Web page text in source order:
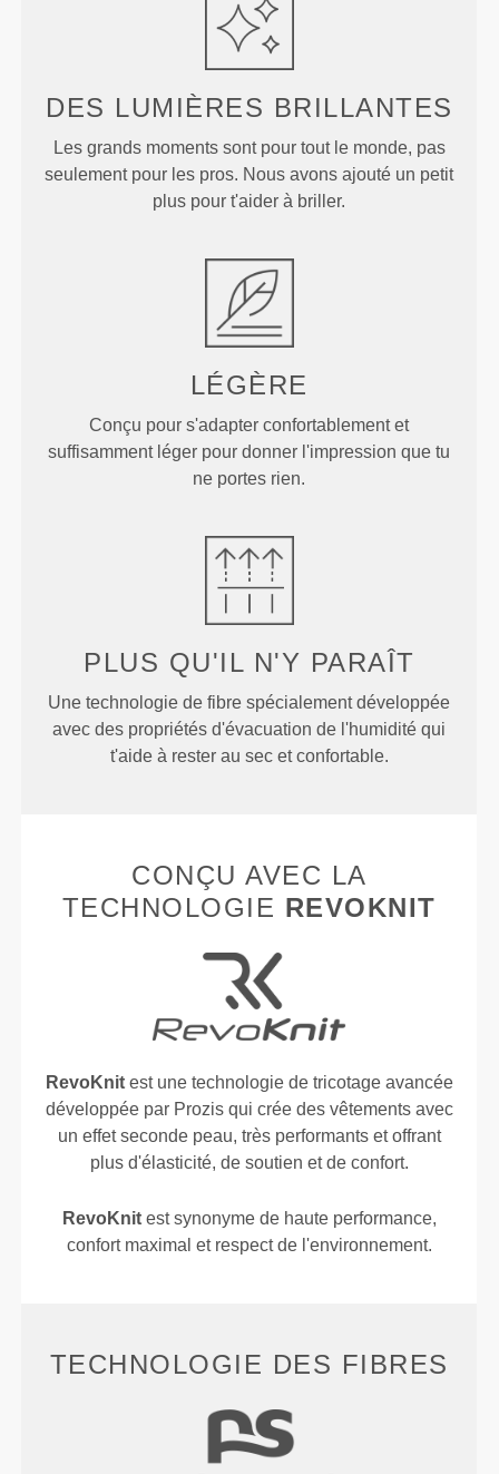
DES LUMIÈRES BRILLANTES
Les grands moments sont pour tout le monde, pas
seulement pour les pros. Nous avons ajouté un petit
plus pour t'aider à briller.
LÉGÈRE
Conçu pour s'adapter confortablement et
suffisamment léger pour donner l'impression que tu
ne portes rien.
PLUS QU'IL N'Y PARAÎT
Une technologie de fibre spécialement développée
avec des propriétés d'évacuation de l'humidité qui
t'aide à rester au sec et confortable.
CONÇU AVEC LA
TECHNOLOGIE REVOKNIT
RevoKnitest une technologie de tricotage avancée
développée par Prozis qui crée des vêtements avec
un effet seconde peau, très performants et offrant
plus d'élasticité, de soutien et de confort.
RevoKnitest synonyme de haute performance,
confort maximal et respect de l'environnement.
TECHNOLOGIE DES FIBRES